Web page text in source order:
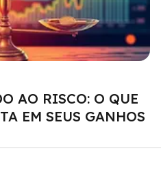
AO RISCO: O QUE
EM SEUS GANHOS